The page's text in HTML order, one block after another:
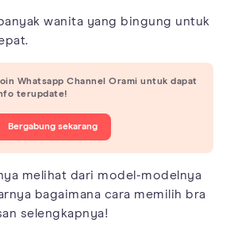
wanita yang bingung untuk
Whatsapp Channel Orami untuk dapat
terupdate!
Bergabung sekarang
melihat dari model-modelnya
bagaimana cara memilih bra
selengkapnya!